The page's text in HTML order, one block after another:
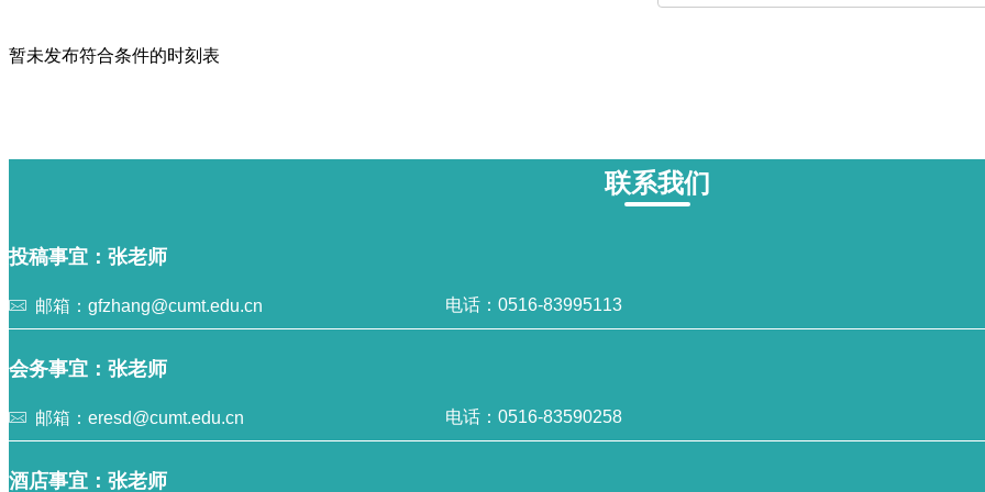
暂未发布符合条件的时刻表
联系我们
投稿事宜：张老师
邮箱：gfzhang@cumt.edu.cn 电话：0516-83995113
会务事宜：张老师
邮箱：eresd@cumt.edu.cn 电话：0516-83590258
酒店事宜：张老师